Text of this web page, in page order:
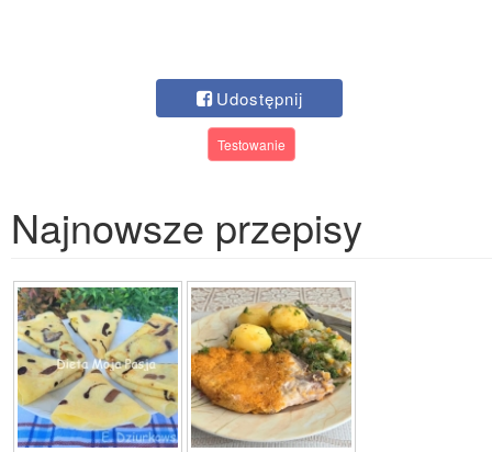
Udostępnij
Testowanie
Najnowsze przepisy